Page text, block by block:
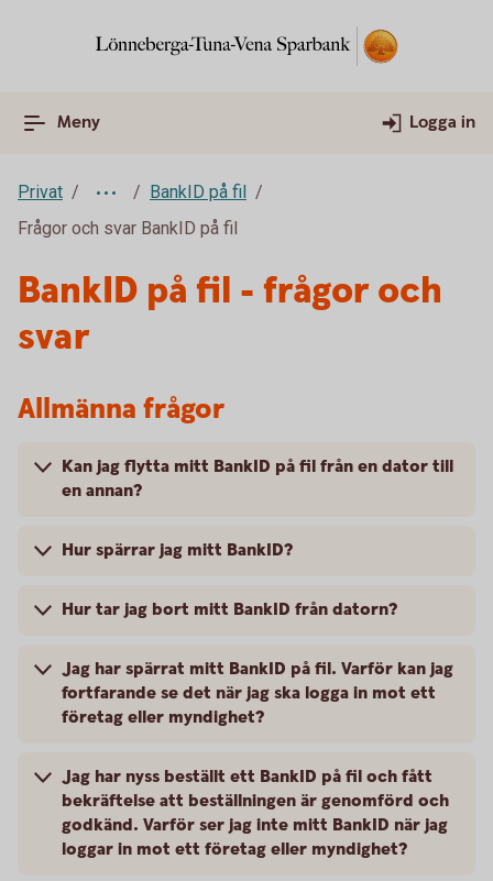
Meny Logga in
Privat
BankID på fil
Frågor och svar BankID på fil
BankID på fil - frågor och
svar
Allmänna frågor
Kan jag flytta mitt BankID på fil från en dator till
en annan?
Hur spärrar jag mitt BankID?
Hur tar jag bort mitt BankID från datorn?
Jag har spärrat mitt BankID på fil. Varför kan jag
fortfarande se det när jag ska logga in mot ett
företag eller myndighet?
Jag har nyss beställt ett BankID på fil och fått
bekräftelse att beställningen är genomförd och
godkänd. Varför ser jag inte mitt BankID när jag
loggar in mot ett företag eller myndighet?